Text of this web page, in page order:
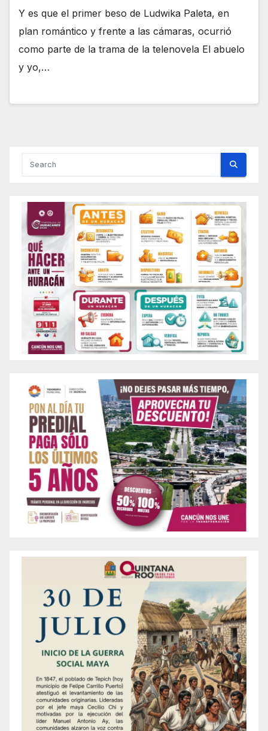
Y es que el primer beso de Ludwika Paleta, en
plan romántico y frente a las cámaras, ocurrió
como parte de la trama de la telenovela El abuelo
y yo,…